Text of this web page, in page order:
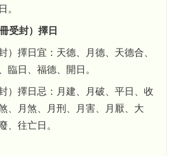
。
受封）擇日
）擇日宜：天德、月德、天德合、
臨日、福德、開日。
）擇日忌：月建、月破、平日、收
、月煞、月刑、月害、月厭、大
、往亡日。